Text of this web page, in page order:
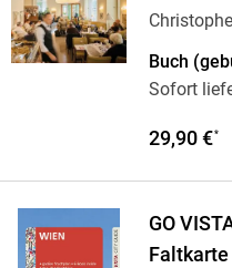
Buch
Sofort
29,90 €*
GO